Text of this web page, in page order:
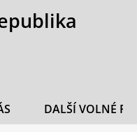
DALŠÍ VOLNÉ